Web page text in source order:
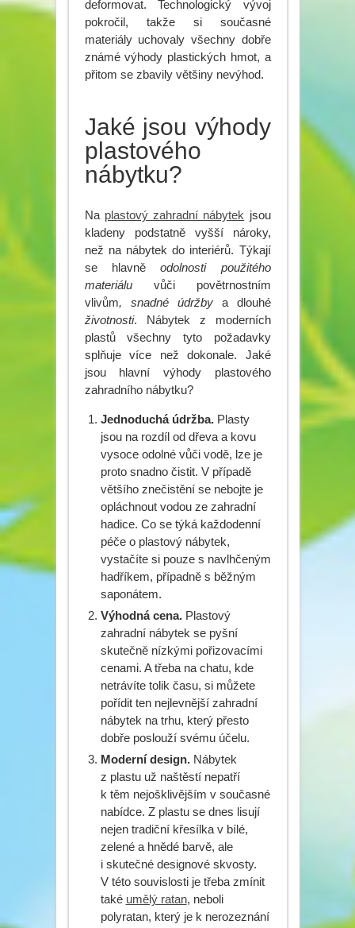
deformovat. Technologický vývoj
pokročil, takže si současné
materiály uchovaly všechny dobře
známé výhody plastických hmot, a
přitom se zbavily většiny nevýhod.
Jaké jsou výhody
plastového
nábytku?
Na plastový zahradní nábytek jsou
kladeny podstatně vyšší nároky,
než na nábytek do interiérů. Týkají
se hlavněodolnosti použitého
materiáluvůči povětrnostním
vlivům, snadné údržbya dlouhé
životnosti. Nábytek z moderních
plastů všechny tyto požadavky
splňuje více než dokonale. Jaké
jsou hlavní výhody plastového
zahradního nábytku?
Jednoduchá údržba.Plasty
jsou na rozdíl od dřeva a kovu
vysoce odolné vůči vodě, lze je
proto snadno čistit. V případě
většího znečistění se nebojte je
opláchnout vodou ze zahradní
hadice. Co se týká každodenní
péče o plastový nábytek,
vystačíte si pouze s navlhčeným
hadříkem, případně s běžným
saponátem.
Výhodná cena.Plastový
zahradní nábytek se pyšní
skutečně nízkými pořizovacími
cenami. A třeba na chatu, kde
netrávíte tolik času, si můžete
pořídit ten nejlevnější zahradní
nábytek na trhu, který přesto
dobře poslouží svému účelu.
Moderní design.Nábytek
z plastu už naštěstí nepatří
k těm nejošklivějším v současné
nabídce. Z plastu se dnes lisují
nejen tradiční křesílka v bílé,
zelené a hnědé barvě, ale
i skutečné designové skvosty.
V této souvislosti je třeba zmínit
také umělý ratan, neboli
polyratan, který je k nerozeznání